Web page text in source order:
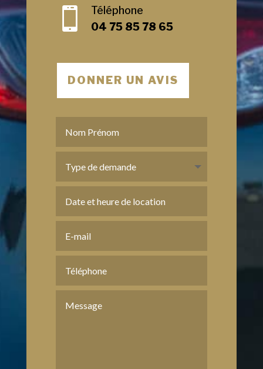

Téléphone
04 75 85 78 65
DONNER UN AVIS